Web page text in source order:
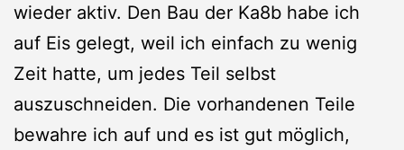
wieder aktiv. Den Bau der Ka8b habe ich
auf Eis gelegt, weil ich einfach zu wenig
Zeit hatte, um jedes Teil selbst
auszuschneiden. Die vorhandenen Teile
bewahre ich auf und es ist gut möglich,